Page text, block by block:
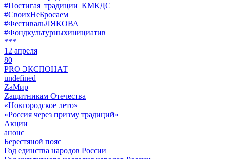
#Постигая_традиции_КМКДС
#СвоихНеБросаем
#ФестивальЛЯКОВА
#Фондкультурныхинициатив
***
12 апреля
80
PRO ЭКСПОНАТ
undefined
ZaМир
Zащитникам Отечества
«Новгородское лето»
«Россия через призму традиций»
Акции
анонс
Берестяной пояс
Год единства народов России